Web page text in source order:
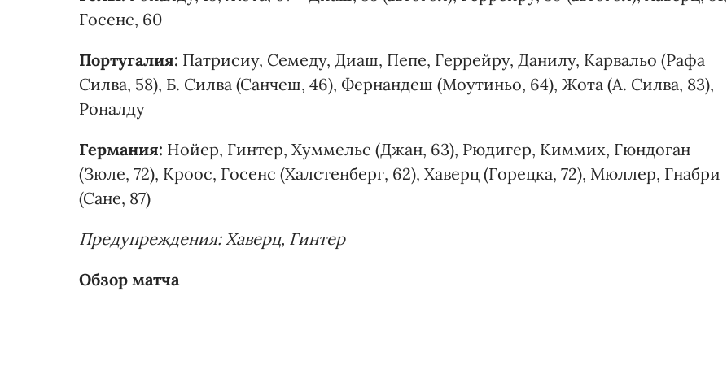
Госенс, 60
Португалия: Патрисиу, Семеду, Диаш, Пепе, Геррейру, Данилу, Карвальо (Рафа
Силва, 58), Б. Силва (Санчеш, 46), Фернандеш (Моутиньо, 64), Жота (А. Силва, 83),
Роналду
Германия: Нойер, Гинтер, Хуммельс (Джан, 63), Рюдигер, Киммих, Гюндоган
(Зюле, 72), Кроос, Госенс (Халстенберг, 62), Хаверц (Горецка, 72), Мюллер, Гнабри
(Сане, 87)
Предупреждения: Хаверц, Гинтер
Обзор матча